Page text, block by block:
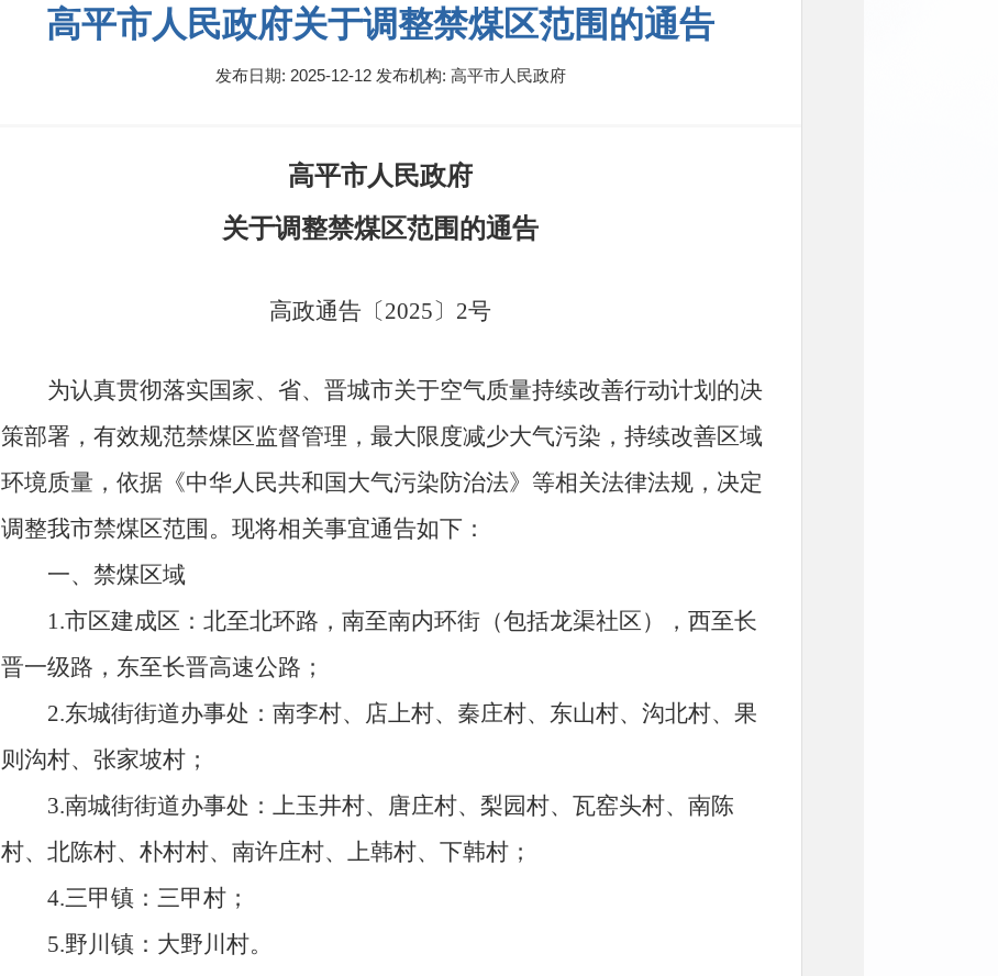
高平市人民政府关于调整禁煤区范围的通告
发布日期: 2025-12-12 发布机构: 高平市人民政府
高平市人民政府
关于调整禁煤区范围的通告
高政通告〔2025〕2号
为认真贯彻落实国家、省、晋城市关于空气质量持续改善行动计划的决
策部署，有效规范禁煤区监督管理，最大限度减少大气污染，持续改善区域
环境质量，依据《中华人民共和国大气污染防治法》等相关法律法规，决定
调整我市禁煤区范围。现将相关事宜通告如下：
一、禁煤区域
1.市区建成区：北至北环路，南至南内环街（包括龙渠社区），西至长
晋一级路，东至长晋高速公路；
2.东城街街道办事处：南李村、店上村、秦庄村、东山村、沟北村、果
则沟村、张家坡村；
3.南城街街道办事处：上玉井村、唐庄村、梨园村、瓦窑头村、南陈
村、北陈村、朴村村、南许庄村、上韩村、下韩村；
4.三甲镇：三甲村；
5.野川镇：大野川村。